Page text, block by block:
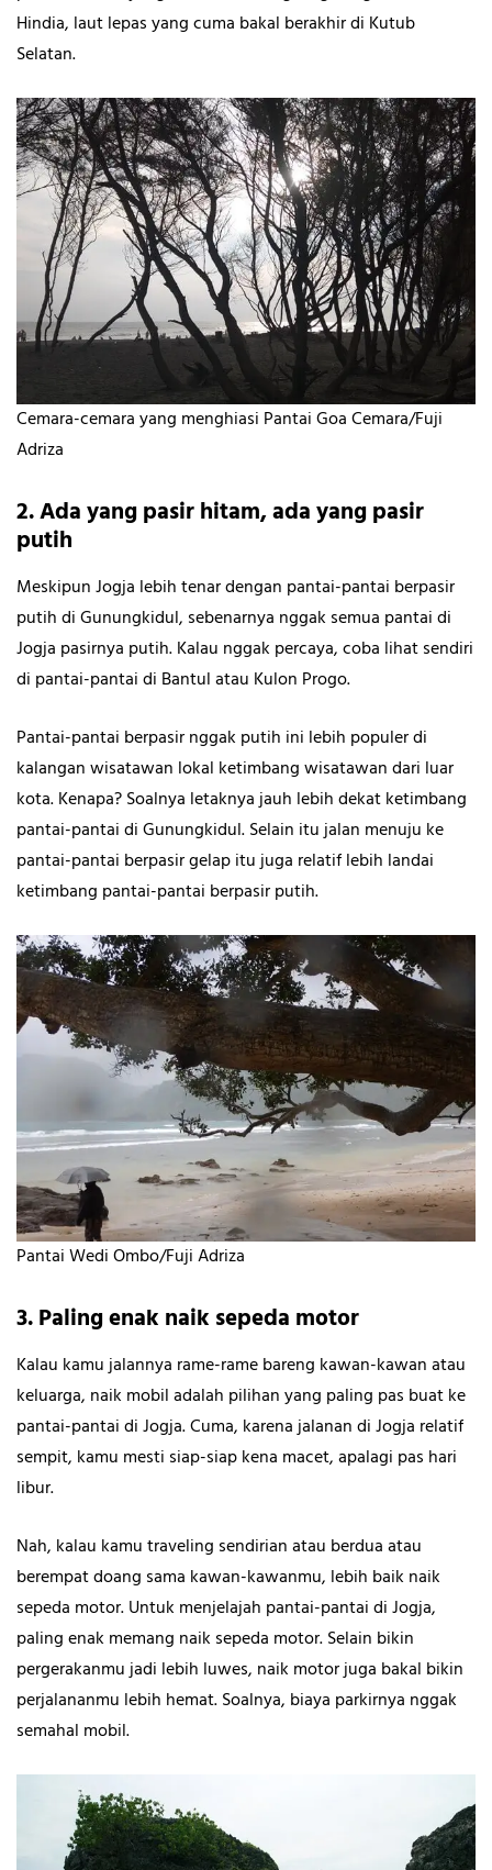
Hindia, laut lepas yang cuma bakal berakhir di Kutub
Selatan.
Cemara-cemara yang menghiasi Pantai Goa Cemara/Fuji
Adriza
2. Ada yang pasir hitam, ada yang pasir
putih
Meskipun Jogja lebih tenar dengan pantai-pantai berpasir
putih di Gunungkidul, sebenarnya nggak semua pantai di
Jogja pasirnya putih. Kalau nggak percaya, coba lihat sendiri
di pantai-pantai di Bantul atau Kulon Progo.
Pantai-pantai berpasir nggak putih ini lebih populer di
kalangan wisatawan lokal ketimbang wisatawan dari luar
kota. Kenapa? Soalnya letaknya jauh lebih dekat ketimbang
pantai-pantai di Gunungkidul. Selain itu jalan menuju ke
pantai-pantai berpasir gelap itu juga relatif lebih landai
ketimbang pantai-pantai berpasir putih.
Pantai Wedi Ombo/Fuji Adriza
3. Paling enak naik sepeda motor
Kalau kamu jalannya rame-rame bareng kawan-kawan atau
keluarga, naik mobil adalah pilihan yang paling pas buat ke
pantai-pantai di Jogja. Cuma, karena jalanan di Jogja relatif
sempit, kamu mesti siap-siap kena macet, apalagi pas hari
libur.
Nah, kalau kamu traveling sendirian atau berdua atau
berempat doang sama kawan-kawanmu, lebih baik naik
sepeda motor. Untuk menjelajah pantai-pantai di Jogja,
paling enak memang naik sepeda motor. Selain bikin
pergerakanmu jadi lebih luwes, naik motor juga bakal bikin
perjalananmu lebih hemat. Soalnya, biaya parkirnya nggak
semahal mobil.